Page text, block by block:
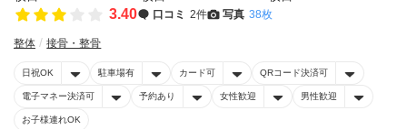
3.40 口コミ 2件 写真 38枚
整体 接骨・整骨
日祝OK 駐車場有 カード可 QRコード決済可
電子マネー決済可 予約あり 女性歓迎 男性歓迎
お子様連れOK